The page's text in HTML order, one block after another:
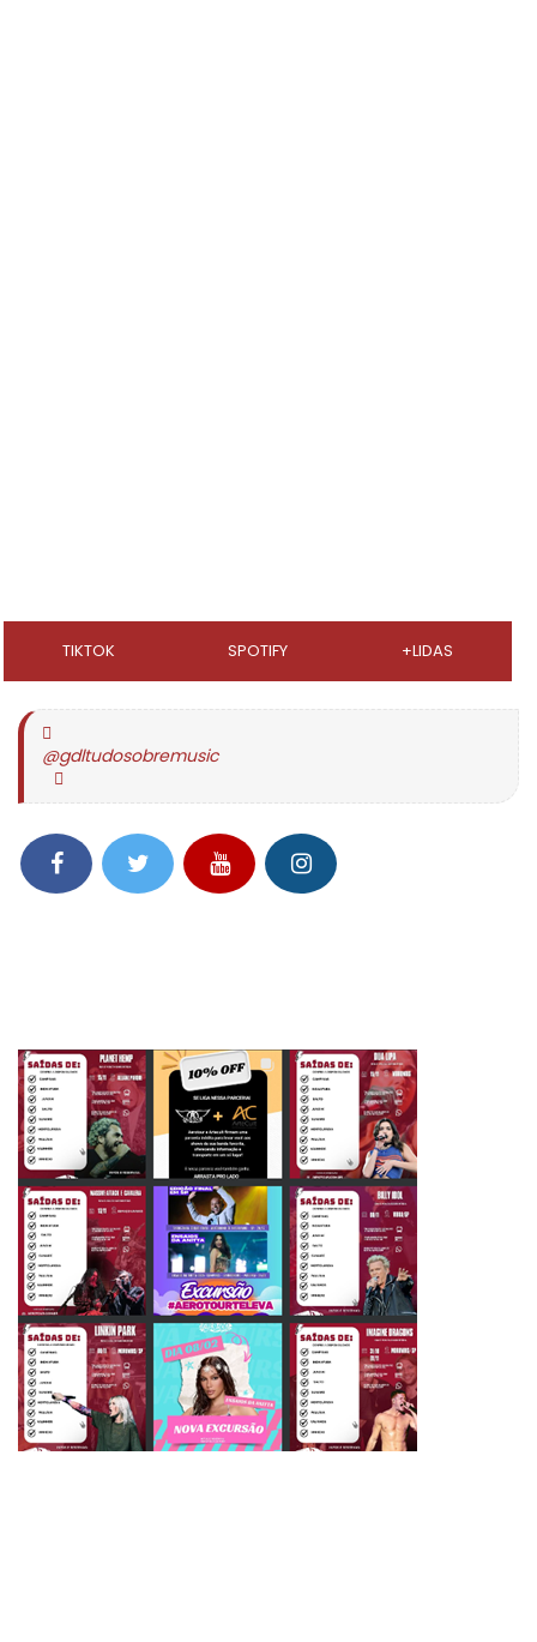
TIKTOK SPOTIFY +LIDAS
@gdltudosobremusic